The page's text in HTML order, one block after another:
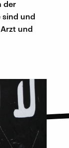
der
sind und
und